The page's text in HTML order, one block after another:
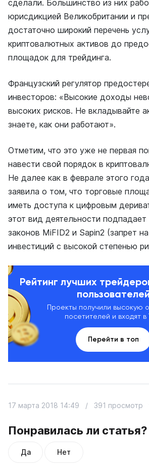
сделали. Большинство из них
юрисдикцией Великобритании и
достаточно широкий перечень
криптовалютных активов до
площадок для трейдинга.
Французский регулятор
инвесторов: «Высокие доходы
высоких рисков. Не вкладывайте
знаете, как они работают».
Отметим, что это уже не первая
навести свой порядок в
Не далее как в феврале этого
заявила о том, что торговые
иметь доступа к цифровым
этот вид деятельности
законов MiFID2 и Sapin2 (запрет
инвестиций с высокой степенью
Рейтинг лучших
пользователей
Проекты получили высокую
посетителей и входят
Перейти в топ
Понравилась ли статья?
Да Нет
17 марта 2018 14:49 / 391 просмотр